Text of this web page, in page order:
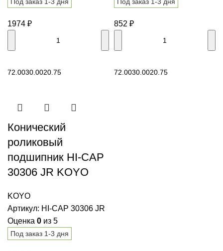
1974 ₽
72.0030.0020.75
852 ₽
72.0030.0020.75
Конический
роликовый
подшипник HI-CAP
30306 JR KOYO
KOYO
Артикул: HI-CAP 30306 JR
Оценка 0 из 5
Под заказ 1-3 дня